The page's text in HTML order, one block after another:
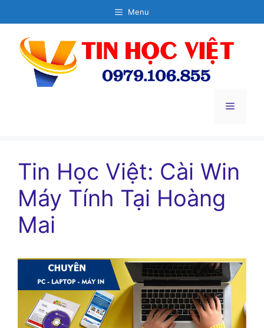
đến
dung
Menu
Menu
Tin Học Việt: Cài Win
Máy Tính Tại Hoàng
Mai